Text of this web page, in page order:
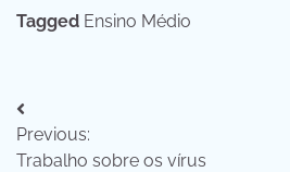
Tagged Ensino Médio
Navegação
de
Previous:
Trabalho sobre os vírus